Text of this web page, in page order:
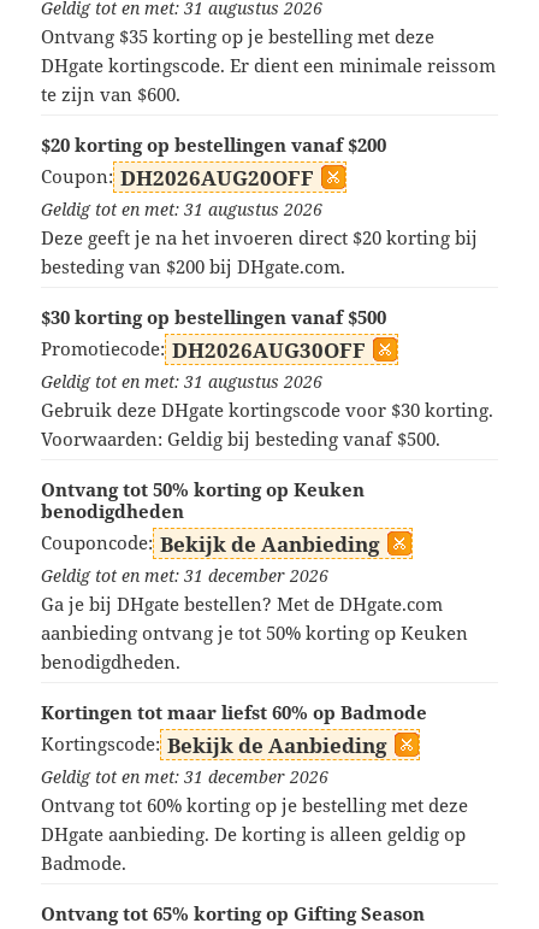
Geldig tot en met: 31 augustus 2026
Ontvang $35 korting op je bestelling met deze
DHgate kortingscode. Er dient een minimale reissom
te zijn van $600.
$20 korting op bestellingen vanaf $200
Coupon: DH2026AUG20OFF
Geldig tot en met: 31 augustus 2026
Deze geeft je na het invoeren direct $20 korting bij
besteding van $200 bij DHgate.com.
$30 korting op bestellingen vanaf $500
Promotiecode: DH2026AUG30OFF
Geldig tot en met: 31 augustus 2026
Gebruik deze DHgate kortingscode voor $30 korting.
Voorwaarden: Geldig bij besteding vanaf $500.
Ontvang tot 50% korting op Keuken
benodigdheden
Couponcode: Bekijk de Aanbieding
Geldig tot en met: 31 december 2026
Ga je bij DHgate bestellen? Met de DHgate.com
aanbieding ontvang je tot 50% korting op Keuken
benodigdheden.
Kortingen tot maar liefst 60% op Badmode
Kortingscode: Bekijk de Aanbieding
Geldig tot en met: 31 december 2026
Ontvang tot 60% korting op je bestelling met deze
DHgate aanbieding. De korting is alleen geldig op
Badmode.
Ontvang tot 65% korting op Gifting Season